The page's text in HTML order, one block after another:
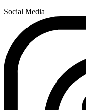
Social Media